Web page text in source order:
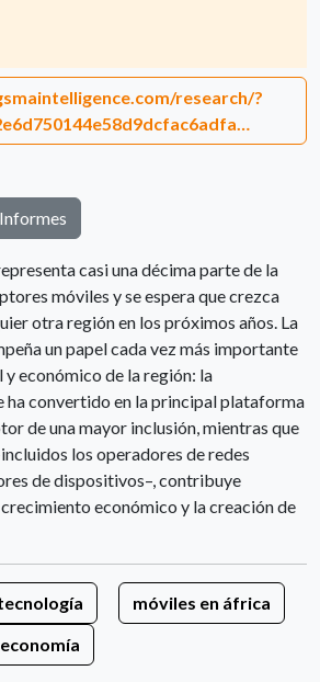
research/?
Informes
casi una décima parte de la
móviles y se espera que crezca
otra región en los próximos años. La
un papel cada vez más importante
económico de la región: la
ha convertido en la principal plataforma
de una mayor inclusión, mientras que
los operadores de redes
de dispositivos–, contribuye
económico y la creación de
móviles en áfrica
economía